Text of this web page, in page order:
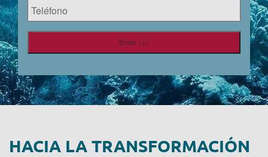
Enviar ><>
HACIA LA TRANSFORMACIÓN